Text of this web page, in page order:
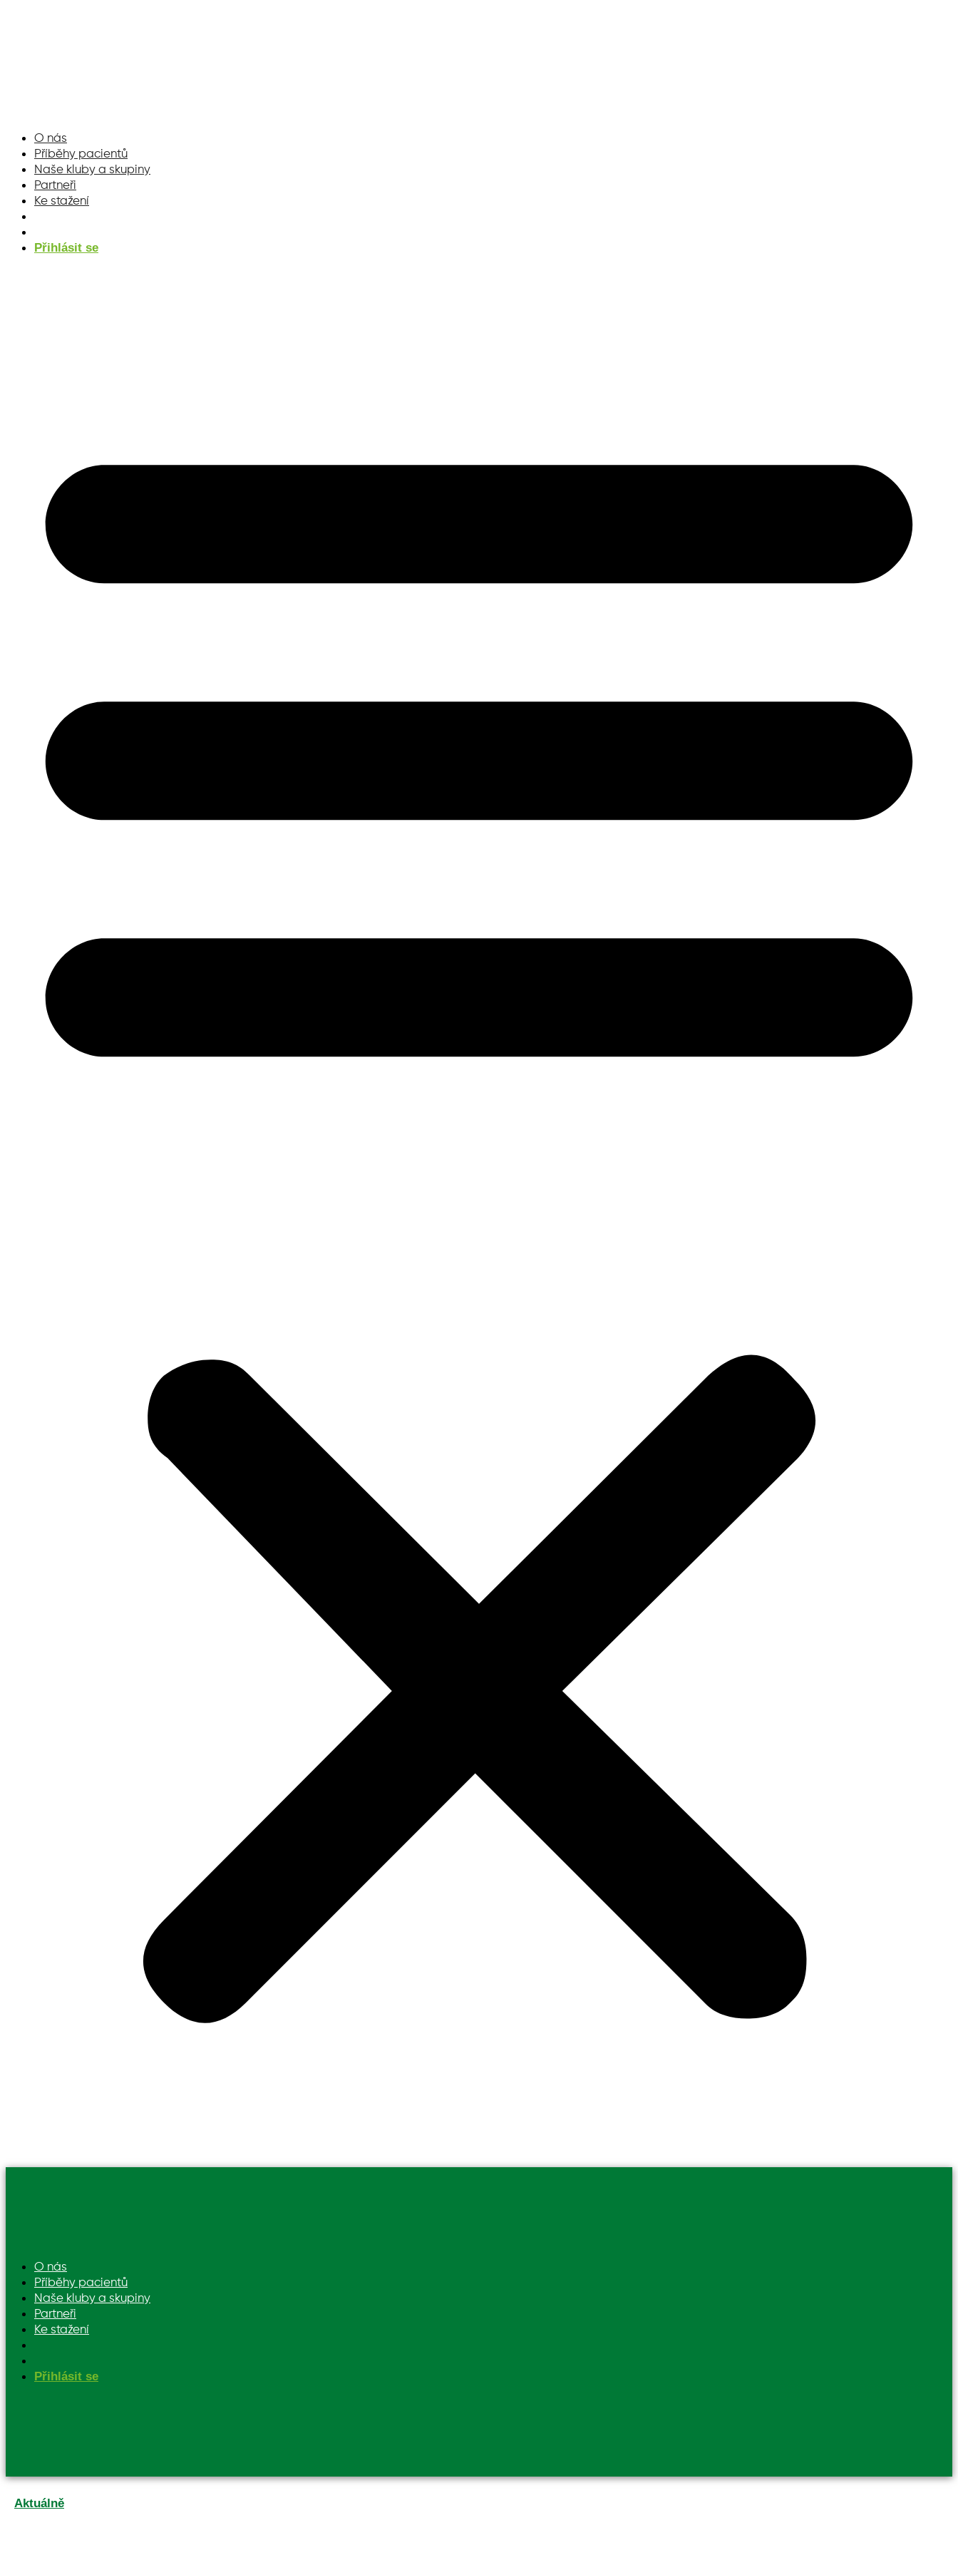
O nás
Příběhy pacientů
Naše kluby a skupiny
Partneři
Ke stažení
Přihlásit se
O nás
Příběhy pacientů
Naše kluby a skupiny
Partneři
Ke stažení
Přihlásit se
Aktuálně